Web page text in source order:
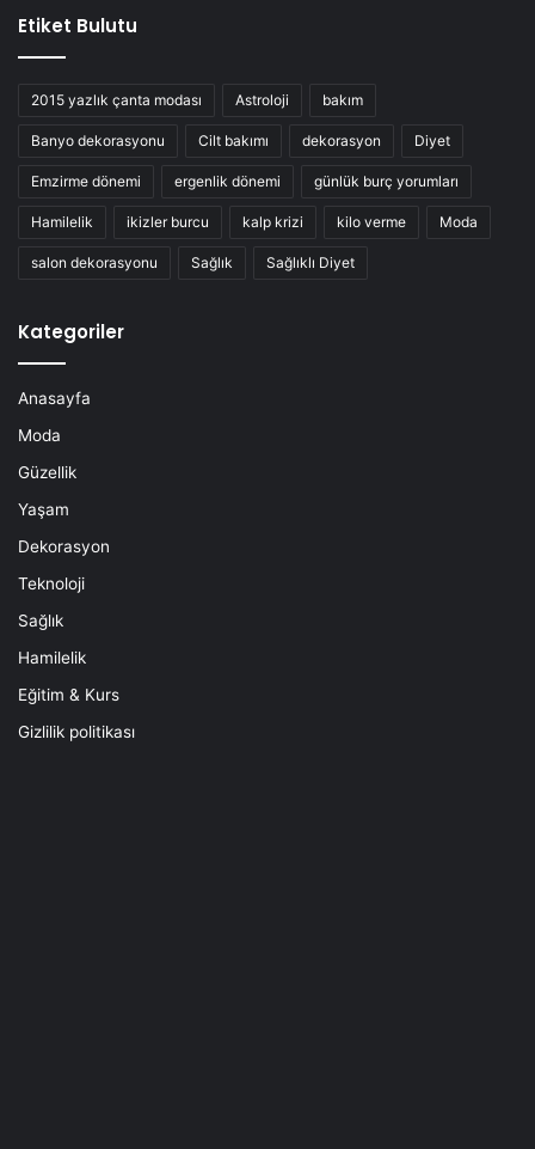
Etiket Bulutu
2015 yazlık çanta modası Astroloji bakım
Banyo dekorasyonu Cilt bakımı dekorasyon Diyet
Emzirme dönemi ergenlik dönemi günlük burç yorumları
Hamilelik ikizler burcu kalp krizi kilo verme Moda
salon dekorasyonu Sağlık Sağlıklı Diyet
Kategoriler
Anasayfa
Moda
Güzellik
Yaşam
Dekorasyon
Teknoloji
Sağlık
Hamilelik
Eğitim & Kurs
Gizlilik politikası